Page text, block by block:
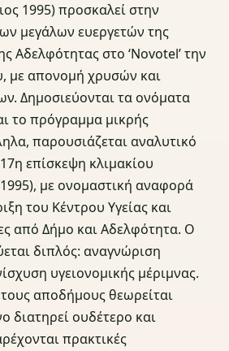
1995) προσκαλεί στην
μεγάλων ευεργετών της
Αδελφότητας στο ‘Novotel’ την
με απονομή χρυσών και
Δημοσιεύονται τα ονόματα
το πρόγραμμα μικρής
παρουσιάζεται αναλυτικό
επίσκεψη κλιμακίου
με ονομαστική αναφορά
του Κέντρου Υγείας και
από Δήμο και Αδελφότητα. Ο
διπλός: αναγνώριση
υγειονομικής μέριμνας.
αποδήμους θεωρείται
διατηρεί ουδέτερο και
πρακτικές